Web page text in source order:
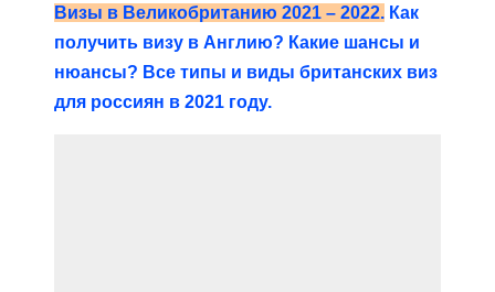
Визы в Великобританию 2021 – 2022. Как
получить визу в Англию? Какие шансы и
нюансы? Все типы и виды британских виз
для россиян в 2021 году.